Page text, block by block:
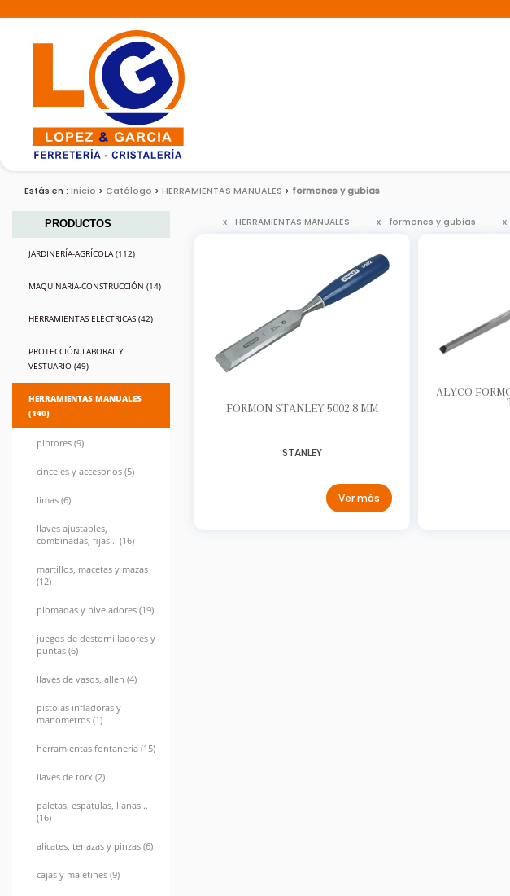
Estás en : Inicio Catálogo HERRAMIENTAS MANUALES formones y gubias
PRODUCTOS
JARDINERÍA-AGRÍCOLA (112)
MAQUINARIA-CONSTRUCCIÓN (14)
HERRAMIENTAS ELÉCTRICAS (42)
PROTECCIÓN LABORAL Y
VESTUARIO (49)
HERRAMIENTAS MANUALES
(140)
pintores (9)
cinceles y accesorios (5)
limas (6)
llaves ajustables,
combinadas, fijas... (16)
martillos, macetas y mazas
(12)
plomadas y niveladores (19)
juegos de destornilladores y
puntas (6)
llaves de vasos, allen (4)
pistolas infladoras y
manometros (1)
herramientas fontaneria (15)
llaves de torx (2)
paletas, espatulas, llanas...
(16)
alicates, tenazas y pinzas (6)
cajas y maletines (9)
HERRAMIENTAS MANUALES formones y gubias
FORMON STANLEY 5002 8 MM
STANLEY
Ver más
ALYCO